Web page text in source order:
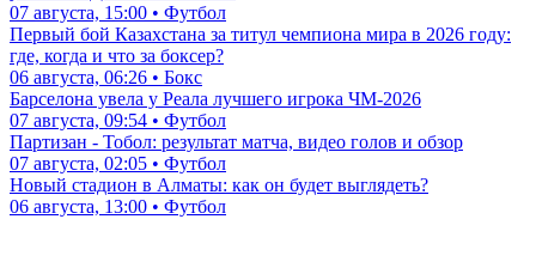
07 августа, 15:00 • Футбол
Первый бой Казахстана за титул чемпиона мира в 2026 году:
где, когда и что за боксер?
06 августа, 06:26 • Бокс
Барселона увела у Реала лучшего игрока ЧМ-2026
07 августа, 09:54 • Футбол
Партизан - Тобол: результат матча, видео голов и обзор
07 августа, 02:05 • Футбол
Новый стадион в Алматы: как он будет выглядеть?
06 августа, 13:00 • Футбол